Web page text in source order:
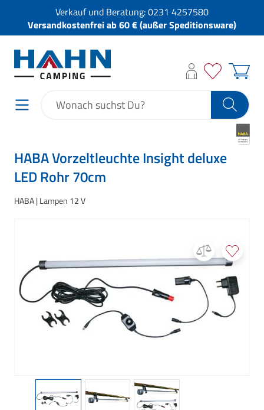
Verkauf und Beratung:0231 4257580
Versandkostenfrei ab 60 € (außer Speditionsware)
HABA Vorzeltleuchte Insight deluxe
LED Rohr 70cm
HABA Lampen 12 V